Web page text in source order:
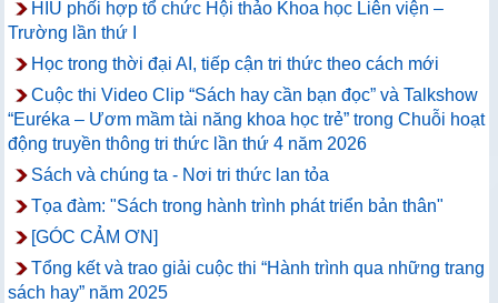
HIU phối hợp tổ chức Hội thảo Khoa học Liên viện –
Trường lần thứ I
Học trong thời đại AI, tiếp cận tri thức theo cách mới
Cuộc thi Video Clip “Sách hay cần bạn đọc” và Talkshow
“Euréka – Ươm mầm tài năng khoa học trẻ” trong Chuỗi hoạt
động truyền thông tri thức lần thứ 4 năm 2026
Sách và chúng ta - Nơi tri thức lan tỏa
Tọa đàm: "Sách trong hành trình phát triển bản thân"
[GÓC CẢM ƠN]
Tổng kết và trao giải cuộc thi “Hành trình qua những trang
sách hay” năm 2025